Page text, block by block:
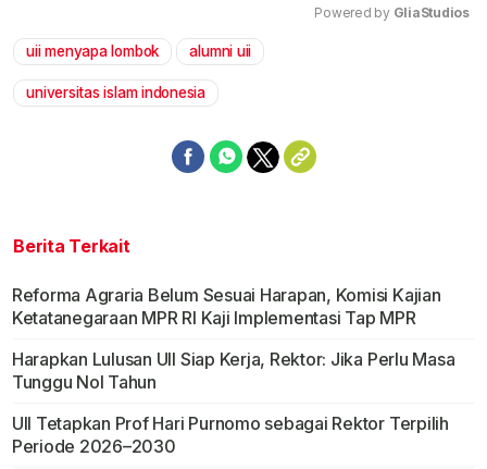
Powered by GliaStudios
uii menyapa lombok alumni uii
universitas islam indonesia
Berita Terkait
Reforma Agraria Belum Sesuai Harapan, Komisi Kajian
Ketatanegaraan MPR RI Kaji Implementasi Tap MPR
Harapkan Lulusan UII Siap Kerja, Rektor: Jika Perlu Masa
Tunggu Nol Tahun
UII Tetapkan Prof Hari Purnomo sebagai Rektor Terpilih
Periode 2026–2030